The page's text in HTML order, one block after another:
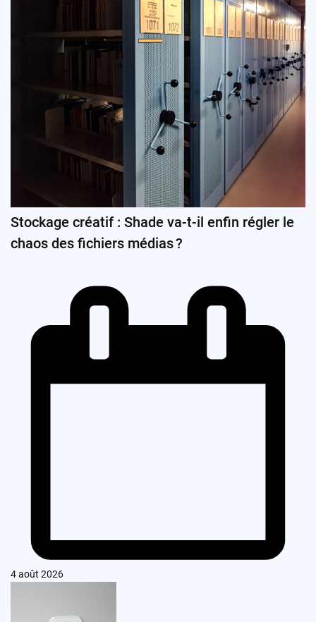
Stockage créatif : Shade va-t-il enfin régler le
chaos des fichiers médias ?
4 août 2026